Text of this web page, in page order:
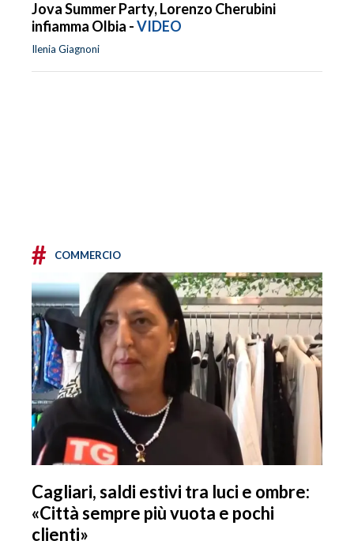
Jova Summer Party, Lorenzo Cherubini
infiamma Olbia -VIDEO
Ilenia Giagnoni
# COMMERCIO
Cagliari, saldi estivi tra luci e ombre:
«Città sempre più vuota e pochi
clienti»